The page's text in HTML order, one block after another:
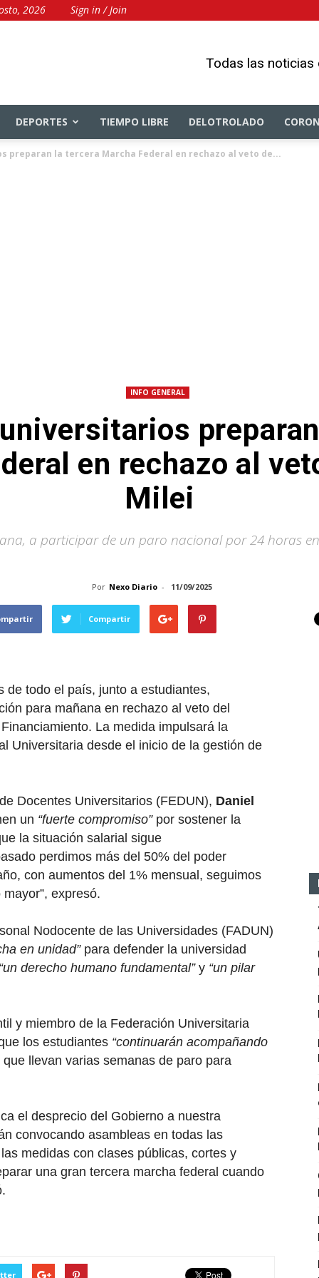
2026 Sign in / Join
Todas las noticias
DEPORTES TIEMPO LIBRE DELOTROLADO
preparan la tercera Marcha Federal en rechazo al veto de...
INFO GENERAL
en rechazo al
Milei
a participar de un paro nacional por 24 horas
Por Nexo Diario - 11/09/2025
Compartir
de todo el país, junto a estudiantes,
para mañana en rechazo al veto del
La medida impulsará la
Universitaria desde el inicio de la gestión de
Docentes Universitarios (FEDUN), Daniel
un “fuerte compromiso”por sostener la
la situación salarial sigue
perdimos más del 50% del poder
con aumentos del 1% mensual, seguimos
expresó.
Nodocente de las Universidades (FADUN)
en unidad”para defender la universidad
derecho humano fundamental”y “un pilar
y miembro de la Federación Universitaria
los estudiantes “continuarán acompañando
que llevan varias semanas de paro para
el desprecio del Gobierno a nuestra
convocando asambleas en todas las
medidas con clases públicas, cortes y
una gran tercera marcha federal cuando